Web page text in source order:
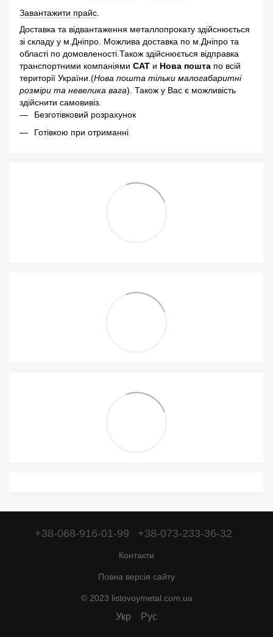
Завантажити прайс
Доставка та відвантаження металлопрокату здійснюється
зі складу у м.Дніпро. Можлива доставка по м.Дніпро та
області по домовленості.Також здійснюється відправка
транспортними компаніями САТ и Нова пошта по всій
території України.(Нова пошта тільки малогабаритні
розміри та невелика вага). Також у Вас є можливість
здійснити самовивіз.
Безготівковий розрахунок
Готівкою при отриманні
+38-068-916-01-99 +38-073-233-36-32
Контакти
Повна версія сайту
© 2023 listovoymetal.com.ua
Укр Рус